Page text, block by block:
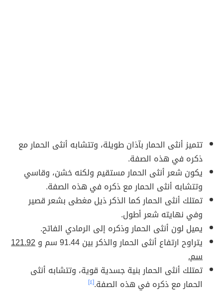
تتميز أنثى الحمار بآذان طويلة، وتتشابه أنثى الحمار مع
ذكره في هذه الصفة.
يكون شعر أنثى الحمار مستقيم ولكنه خشن، وقاسي
وتتشابه أنثى الحمار مع ذكره في هذه الصفة.
تمتلك أنثى الحمار كما الذكر ذيل مغطى بشعر قصير
وفي نهايته شعر أطول.
يميل لون أنثى الحمار وذكره إلى الرمادي الفاتح.
يتراوح ارتفاع أنثى الحمار والذكر بين 91.44 سم و
121.92
سم.
تمتلك أنثى الحمار بنية جسدية قوية، وتتشابه أنثى
الحمار مع ذكره في هذه الصفة.[٤]